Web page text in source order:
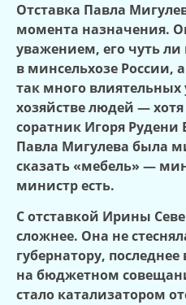
Отставка Павла
момента назначения.
уважением, его чуть ли
в минсельхозе России,
так много
хозяйстве людей —
соратник Игоря
Павла Мигулева была
сказать «мебель» —
министр есть.
С отставкой Ирины
сложнее. Она не
губернатору,
на бюджетном
стало катализатором